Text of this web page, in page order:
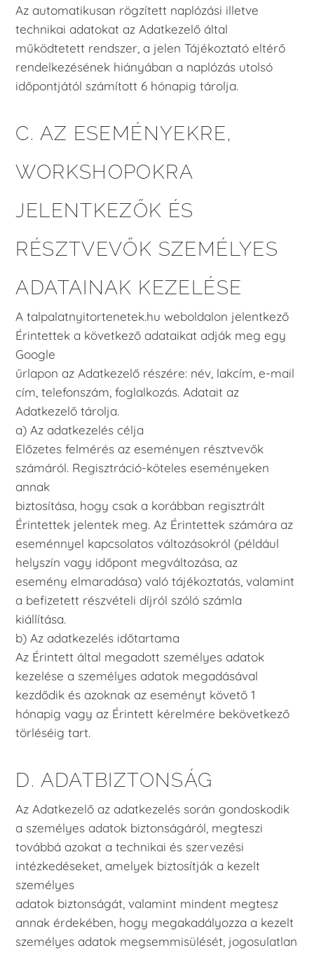
Az automatikusan rögzített naplózási illetve
technikai adatokat az Adatkezelő által
működtetett rendszer, a jelen Tájékoztató eltérő
rendelkezésének hiányában a naplózás utolsó
időpontjától számított 6 hónapig tárolja.
C. AZ ESEMÉNYEKRE,
WORKSHOPOKRA
JELENTKEZŐK ÉS
RÉSZTVEVŐK SZEMÉLYES
ADATAINAK KEZELÉSE
A talpalatnyitortenetek.hu weboldalon jelentkező
Érintettek a következő adataikat adják meg egy
Google
űrlapon az Adatkezelő részére: név, lakcím, e-mail
cím, telefonszám, foglalkozás. Adatait az
Adatkezelő tárolja.
a) Az adatkezelés célja
Előzetes felmérés az eseményen résztvevők
számáról. Regisztráció-köteles eseményeken
annak
biztosítása, hogy csak a korábban regisztrált
Érintettek jelentek meg. Az Érintettek számára az
eseménnyel kapcsolatos változásokról (például
helyszín vagy időpont megváltozása, az
esemény elmaradása) való tájékoztatás, valamint
a befizetett részvételi díjról szóló számla
kiállítása.
b) Az adatkezelés időtartama
Az Érintett által megadott személyes adatok
kezelése a személyes adatok megadásával
kezdődik és azoknak az eseményt követő 1
hónapig vagy az Érintett kérelmére bekövetkező
törléséig tart.
D. ADATBIZTONSÁG
Az Adatkezelő az adatkezelés során gondoskodik
a személyes adatok biztonságáról, megteszi
továbbá azokat a technikai és szervezési
intézkedéseket, amelyek biztosítják a kezelt
személyes
adatok biztonságát, valamint mindent megtesz
annak érdekében, hogy megakadályozza a kezelt
személyes adatok megsemmisülését, jogosulatlan